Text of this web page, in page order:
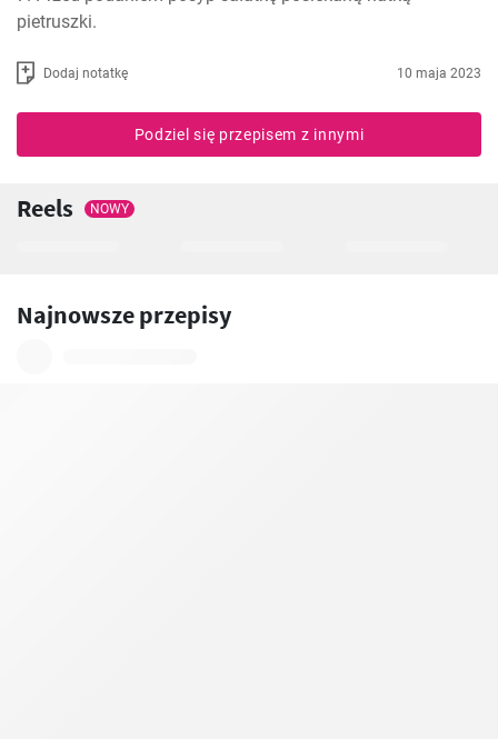
pietruszki.
Dodaj notatkę 10 maja 2023
Podziel się przepisem z innymi
Reels NOWY
Najnowsze przepisy